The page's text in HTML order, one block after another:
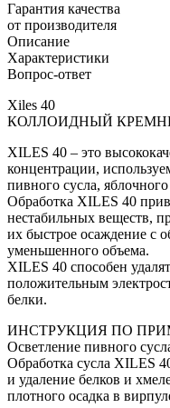
Гарантия качества
от производителя
Описание
Характеристики
Вопрос-ответ
Xiles 40
КОЛЛОИДНЫЙ
XILES 40 – это
концентрации,
пивного сусла,
Обработка XILES 40
нестабильных веществ,
их быстрое осаждение с
уменьшенного объема.
XILES 40 способен
положительным
белки.
ИНСТРУКЦИЯ ПО
Осветление пивного
Обработка сусла XILES
и удаление белков и
плотного осадка в